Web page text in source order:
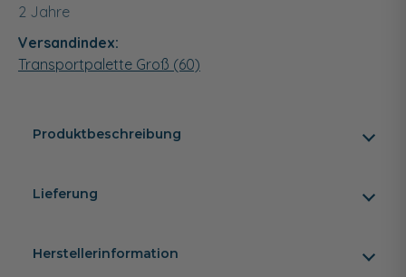
2 Jahre
Versandindex:
Transportpalette Groß (60)
Produktbeschreibung
Lieferung
Herstellerinformation